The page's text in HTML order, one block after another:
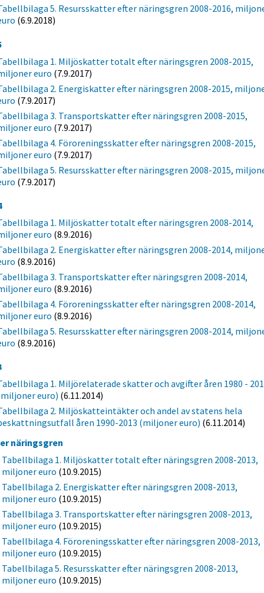
5. Resursskatter efter näringsgren 2008-2016,
(6.9.2018)
1. Miljöskatter totalt efter näringsgren 2008-2015,
euro (7.9.2017)
2. Energiskatter efter näringsgren 2008-2015,
(7.9.2017)
3. Transportskatter efter näringsgren 2008-2015,
euro (7.9.2017)
4. Föroreningsskatter efter näringsgren 2008-2015,
euro (7.9.2017)
5. Resursskatter efter näringsgren 2008-2015,
(7.9.2017)
1. Miljöskatter totalt efter näringsgren 2008-2014,
euro (8.9.2016)
2. Energiskatter efter näringsgren 2008-2014,
(8.9.2016)
3. Transportskatter efter näringsgren 2008-2014,
euro (8.9.2016)
4. Föroreningsskatter efter näringsgren 2008-2014,
euro (8.9.2016)
5. Resursskatter efter näringsgren 2008-2014,
(8.9.2016)
1. Miljörelaterade skatter och avgifter åren 1980 -
euro) (6.11.2014)
2. Miljöskatteintäkter och andel av statens hela
åren 1990-2013 (miljoner euro) (6.11.2014)
näringsgren
Tabellbilaga 1. Miljöskatter totalt efter näringsgren 2008-2013,
miljoner euro (10.9.2015)
Tabellbilaga 2. Energiskatter efter näringsgren 2008-2013,
miljoner euro (10.9.2015)
Tabellbilaga 3. Transportskatter efter näringsgren 2008-2013,
miljoner euro (10.9.2015)
Tabellbilaga 4. Föroreningsskatter efter näringsgren 2008-2013,
miljoner euro (10.9.2015)
Tabellbilaga 5. Resursskatter efter näringsgren 2008-2013,
miljoner euro (10.9.2015)